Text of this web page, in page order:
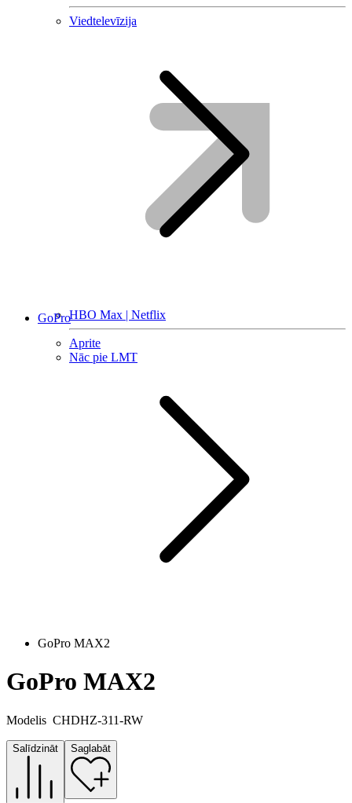
Viedtelevīzija
HBO Max | Netflix
Aprite
Nāc pie LMT
GoPro
GoPro MAX2
GoPro MAX2
Modelis CHDHZ-311-RW
Salīdzināt Saglabāt